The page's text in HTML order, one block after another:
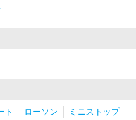
ト ローソン ミニストップ